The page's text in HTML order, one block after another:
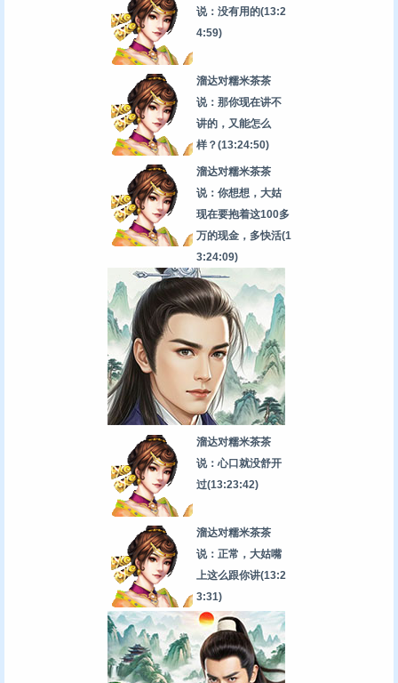
说：没有用的(13:2
4:59)
溜达对糯米茶茶
说：那你现在讲不
讲的，又能怎么
样？(13:24:50)
溜达对糯米茶茶
说：你想想，大姑
现在要抱着这100多
万的现金，多快活(1
3:24:09)
溜达对糯米茶茶
说：心口就没舒开
过(13:23:42)
溜达对糯米茶茶
说：正常，大姑嘴
上这么跟你讲(13:2
3:31)